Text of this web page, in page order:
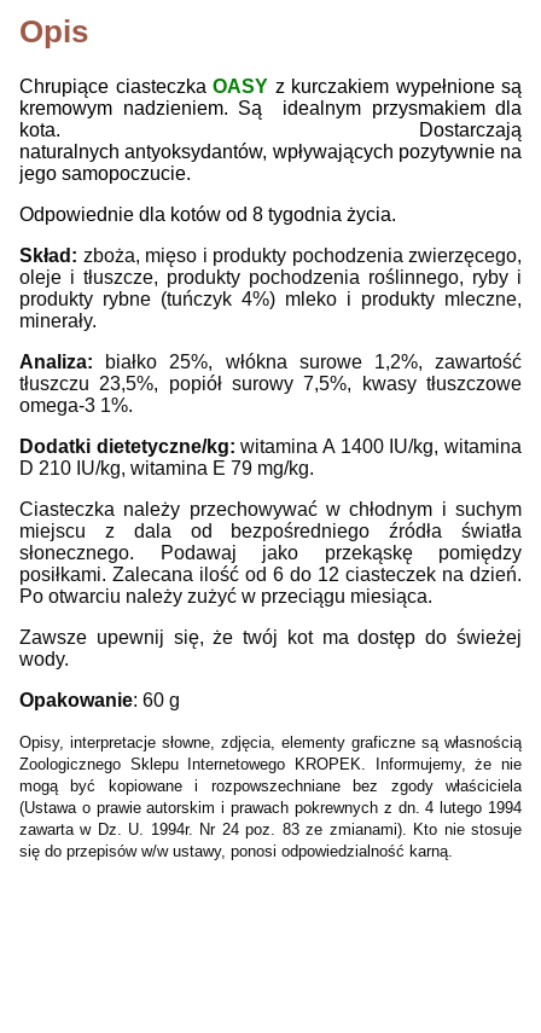
Opis
Chrupiące ciasteczka OASY z kurczakiem wypełnione są
kremowym nadzieniem. Są idealnym przysmakiem dla
kota. Dostarczają
naturalnych antyoksydantów, wpływających pozytywnie na
jego samopoczucie.
Odpowiednie dla kotów od 8 tygodnia życia.
Skład: zboża, mięso i produkty pochodzenia zwierzęcego,
oleje i tłuszcze, produkty pochodzenia roślinnego, ryby i
produkty rybne (tuńczyk 4%) mleko i produkty mleczne,
minerały.
Analiza:
białko 25%, włókna surowe 1,2%, zawartość
tłuszczu 23,5%, popiół surowy 7,5%, kwasy tłuszczowe
omega-3 1%.
Dodatki dietetyczne/kg: witamina A 1400 IU/kg, witamina
D 210 IU/kg, witamina E 79 mg/kg.
Ciasteczka należy przechowywać w chłodnym i suchym
miejscu z dala od bezpośredniego źródła światła
słonecznego. Podawaj jako przekąskę pomiędzy
posiłkami. Zalecana ilość od 6 do 12 ciasteczek na dzień.
Po otwarciu należy zużyć w przeciągu miesiąca.
Zawsze upewnij się, że twój kot ma dostęp do świeżej
wody.
Opakowanie: 60 g
Opisy, interpretacje słowne, zdjęcia, elementy graficzne są własnością
Zoologicznego Sklepu Internetowego KROPEK. Informujemy, że nie
mogą być kopiowane i rozpowszechniane bez zgody właściciela
(Ustawa o prawie autorskim i prawach pokrewnych z dn. 4 lutego 1994
zawarta w Dz. U. 1994r. Nr 24 poz. 83 ze zmianami). Kto nie stosuje
się do przepisów w/w ustawy, ponosi odpowiedzialność karną.